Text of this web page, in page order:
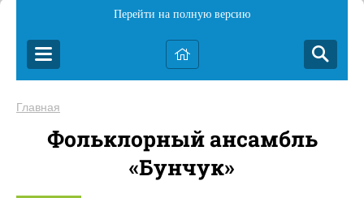
Перейти на полную версию
Главная
Фольклорный ансамбль
«Бунчук»